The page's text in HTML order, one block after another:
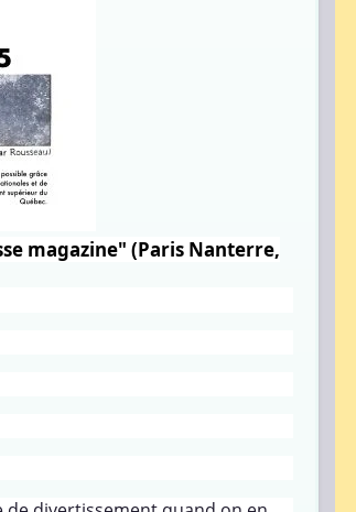
magazine" (Paris Nanterre,